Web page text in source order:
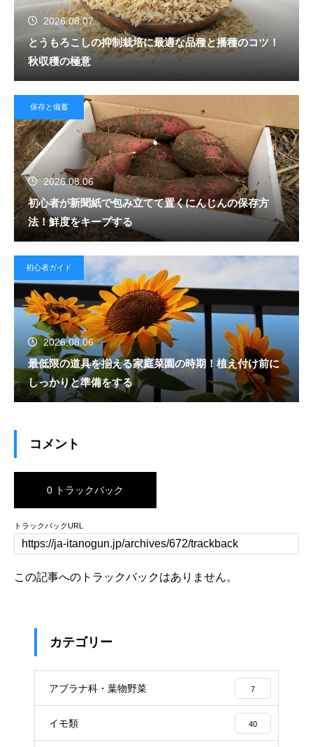
2026.08.07
とうもろこしの抑制栽培に最適な品種と播種のコツ！
秋収穫の極意
保存と備蓄
2026.08.06
初心者が新聞紙で包み立てて置くにんじんの保存方
法！鮮度をキープする
初心者ガイド
2026.08.06
最低限の道具を揃える家庭菜園の時期！植え付け前に
しっかりと準備をする
コメント
0 トラックバック
トラックバックURL
この記事へのトラックバックはありません。
カテゴリー
アブラナ科・葉物野菜 7
イモ類 40